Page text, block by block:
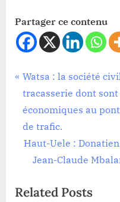
Partager ce contenu
Education
Navigation
de
l’article
P
r
e
v
i
s
Watsa : la société
tracasserie dont
économiques au
de trafic.
N
t
Haut-Uele :
Jean-Claude
Related Posts